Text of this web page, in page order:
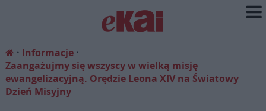
Informacje
Zaangażujmy się wszyscy w wielką misję
ewangelizacyjną. Orędzie Leona XIV na Światowy
Dzień Misyjny